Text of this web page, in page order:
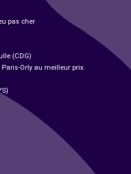
pas cher
(CDG)
Paris-Orly au meilleur prix.